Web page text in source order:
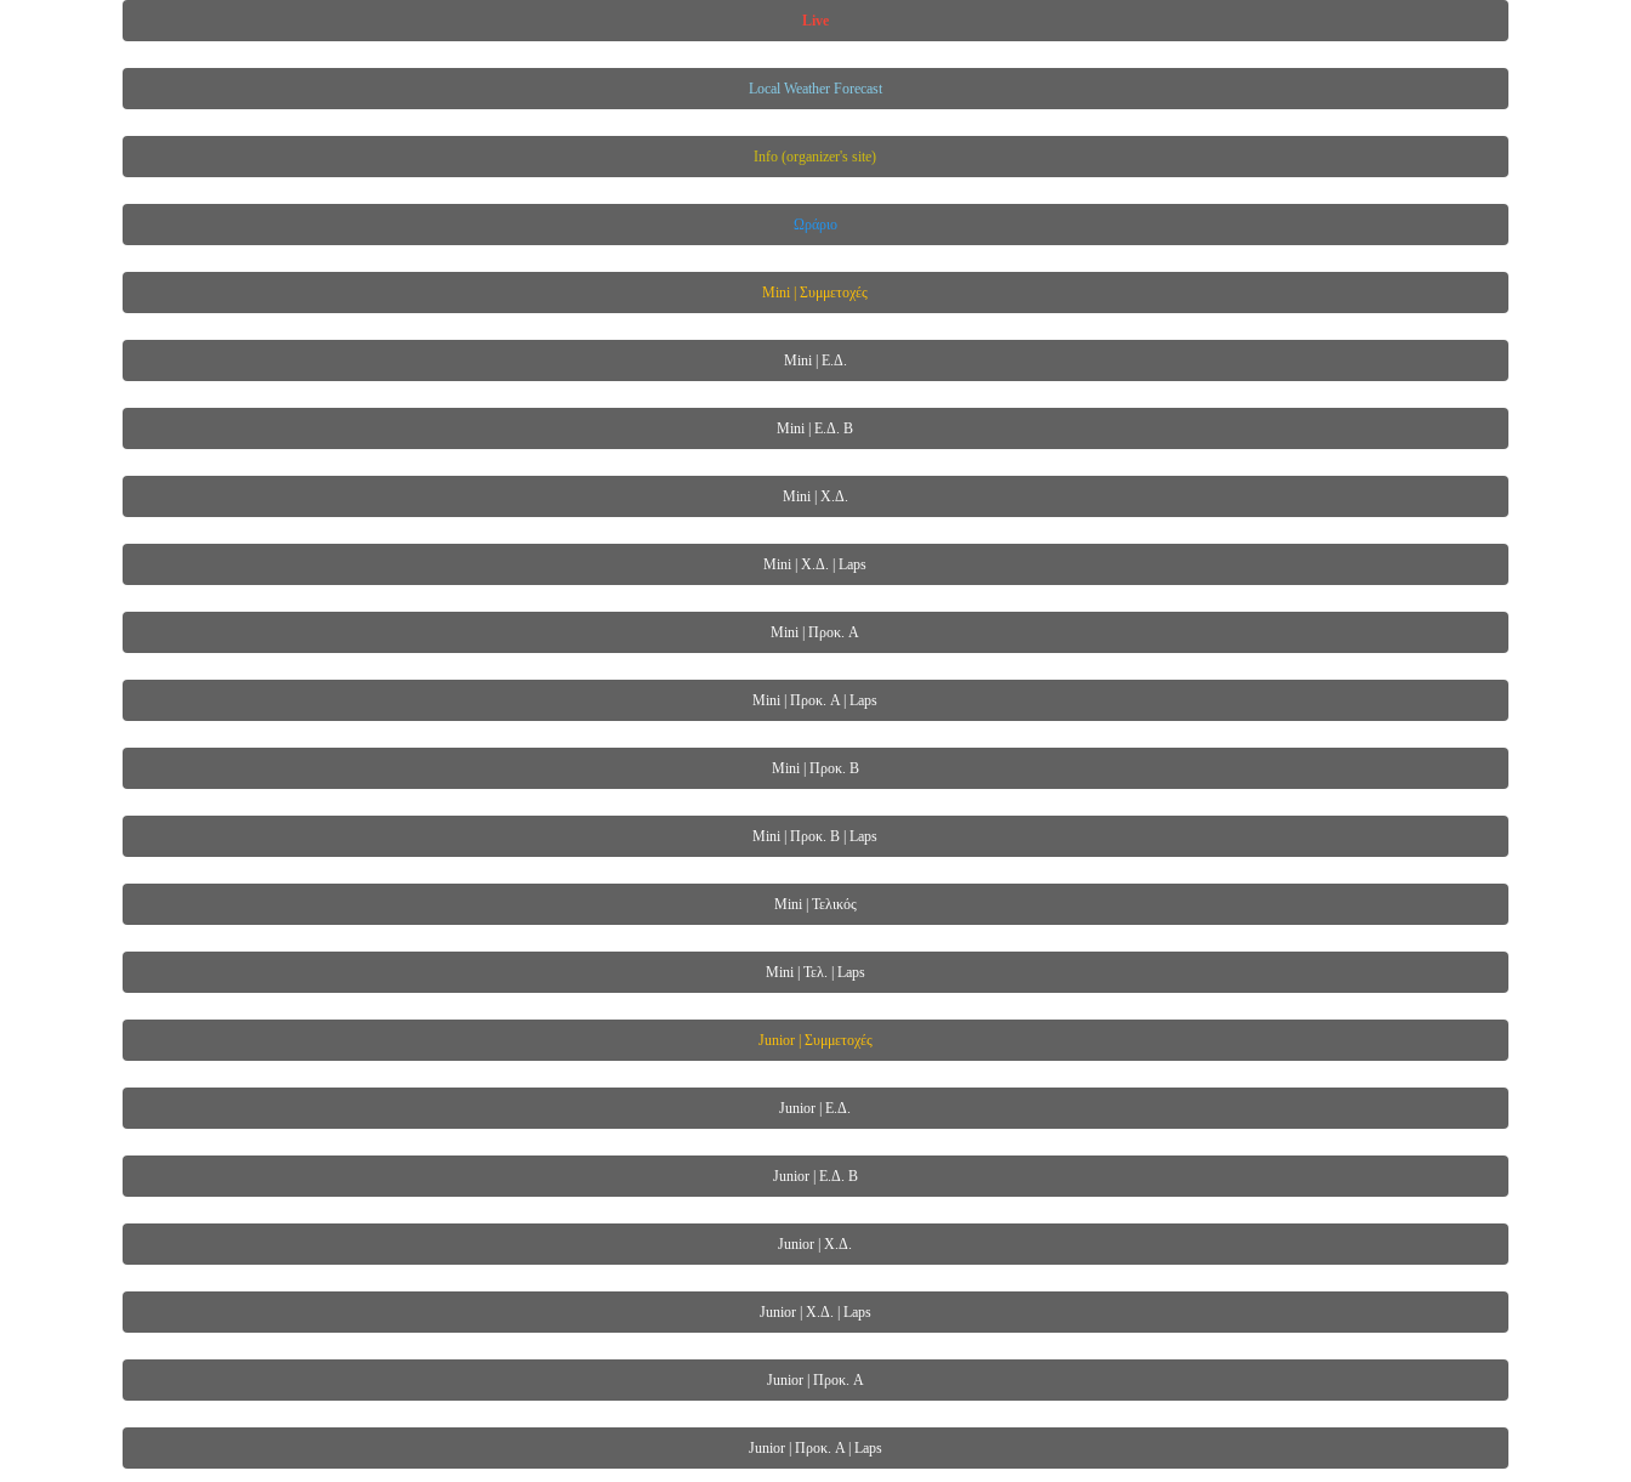
Live
Local Weather Forecast
Info (organizer's site)
Ωράριο
Mini | Συμμετοχές
Mini | Ε.Δ.
Mini | Ε.Δ. B
Mini | Χ.Δ.
Mini | Χ.Δ. | Laps
Mini | Προκ. A
Mini | Προκ. A | Laps
Mini | Προκ. Β
Mini | Προκ. Β | Laps
Mini | Τελικός
Mini | Τελ. | Laps
Junior | Συμμετοχές
Junior | Ε.Δ.
Junior | Ε.Δ. B
Junior | Χ.Δ.
Junior | Χ.Δ. | Laps
Junior | Προκ. A
Junior | Προκ. A | Laps